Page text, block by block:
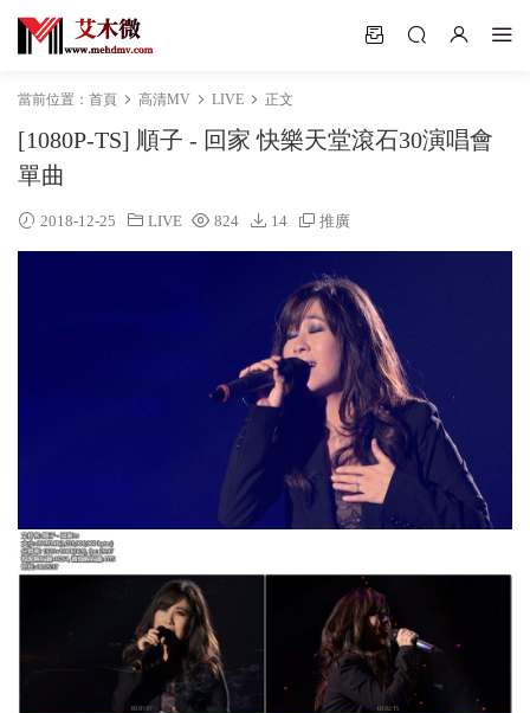
當前位置： 首頁 高清MV LIVE 正文
[1080P-TS] 順子 - 回家 快樂天堂滾石30演唱會
單曲
2018-12-25 LIVE 824 14 推廣